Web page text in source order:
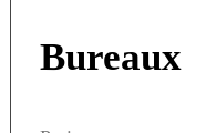
Bureaux